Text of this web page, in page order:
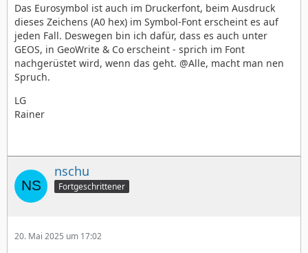
Das Eurosymbol ist auch im Druckerfont, beim Ausdruck
dieses Zeichens (A0 hex) im Symbol-Font erscheint es auf
jeden Fall. Deswegen bin ich dafür, dass es auch unter
GEOS, in GeoWrite & Co erscheint - sprich im Font
nachgerüstet wird, wenn das geht. @Alle, macht man nen
Spruch.
LG
Rainer
nschu
Fortgeschrittener
20. Mai 2025 um 17:02